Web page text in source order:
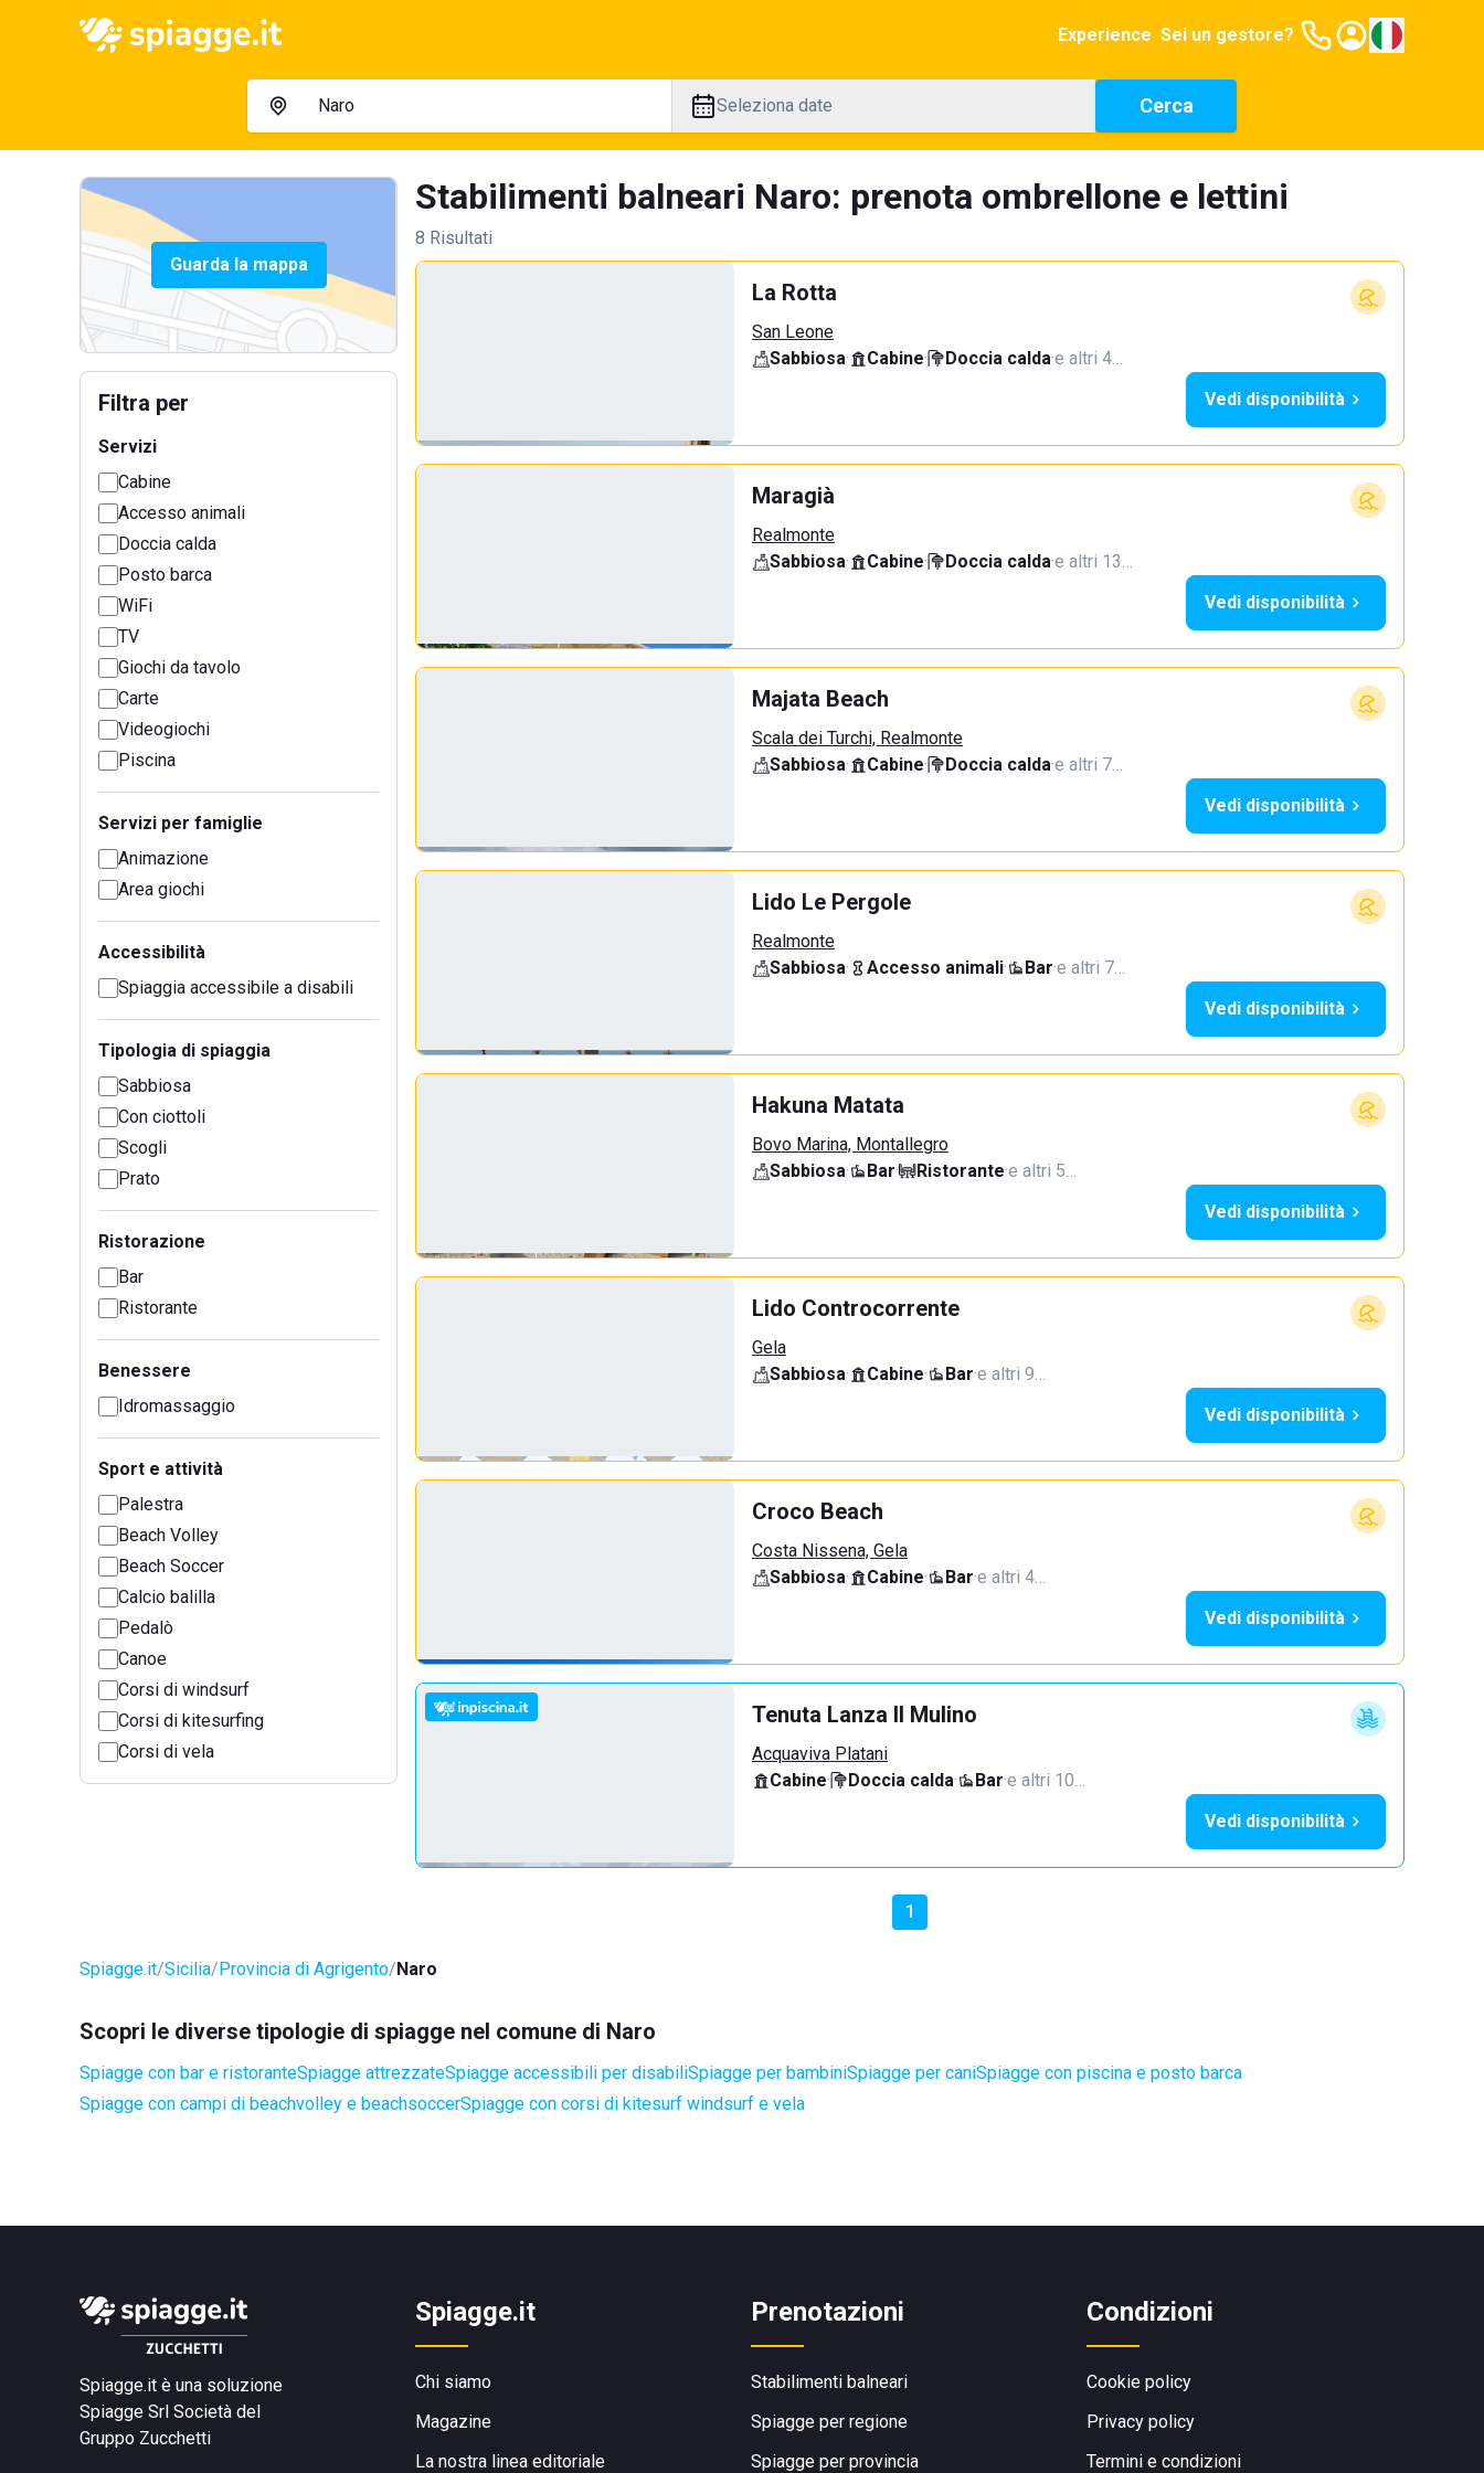
Experience Sei un gestore?
Seleziona date Cerca
Guarda la mappa
Filtra per
Servizi
Cabine
Accesso animali
Doccia calda
Posto barca
WiFi
TV
Giochi da tavolo
Carte
Videogiochi
Piscina
Servizi per famiglie
Animazione
Area giochi
Accessibilità
Spiaggia accessibile a disabili
Tipologia di spiaggia
Sabbiosa
Con ciottoli
Scogli
Prato
Ristorazione
Bar
Ristorante
Benessere
Idromassaggio
Sport e attività
Palestra
Beach Volley
Beach Soccer
Calcio balilla
Pedalò
Canoe
Corsi di windsurf
Corsi di kitesurfing
Corsi di vela
Stabilimenti balneari Naro: prenota ombrellone e lettini
8 Risultati
La Rotta
San Leone
Sabbiosa· Cabine· Doccia calda·e altri 4…
Vedi disponibilità
Maragià
Realmonte
Sabbiosa· Cabine· Doccia calda·e altri 13…
Vedi disponibilità
Majata Beach
Scala dei Turchi, Realmonte
Sabbiosa· Cabine· Doccia calda·e altri 7…
Vedi disponibilità
Lido Le Pergole
Realmonte
Sabbiosa· Accesso animali· Bar·e altri 7…
Vedi disponibilità
Hakuna Matata
Bovo Marina, Montallegro
Sabbiosa· Bar· Ristorante·e altri 5…
Vedi disponibilità
Lido Controcorrente
Gela
Sabbiosa· Cabine· Bar·e altri 9…
Vedi disponibilità
Croco Beach
Costa Nissena, Gela
Sabbiosa· Cabine· Bar·e altri 4…
Vedi disponibilità
Tenuta Lanza Il Mulino
Acquaviva Platani
Cabine· Doccia calda· Bar·e altri 10…
Vedi disponibilità
1
Spiagge.it Sicilia Provincia di Agrigento Naro
Scopri le diverse tipologie di spiagge nel comune di Naro
Spiagge con bar e ristoranteSpiagge attrezzateSpiagge accessibili per disabiliSpiagge per bambiniSpiagge per caniSpiagge con piscina e posto barca
Spiagge con campi di beachvolley e beachsoccerSpiagge con corsi di kitesurf windsurf e vela
Spiagge.it è una soluzione
Spiagge Srl Società del
Gruppo Zucchetti
Spiagge.it
Chi siamo
Magazine
La nostra linea editoriale
Prenotazioni
Stabilimenti balneari
Spiagge per regione
Spiagge per provincia
Condizioni
Cookie policy
Privacy policy
Termini e condizioni